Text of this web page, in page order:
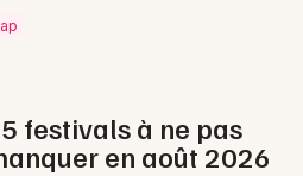
festivals à ne pas
en août 2026